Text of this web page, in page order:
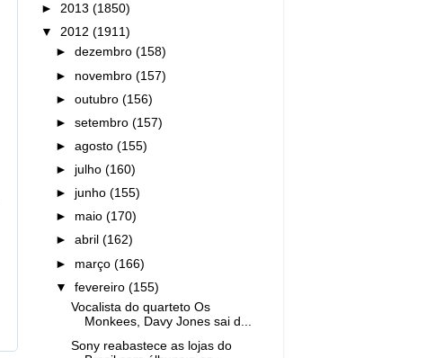
► 2013 (1850)
▼ 2012 (1911)
►dezembro(158)
► novembro(157)
►outubro(156)
►setembro(157)
►agosto(155)
► julho(160)
► junho(155)
► maio(170)
►abril(162)
► março(166)
▼fevereiro(155)
Vocalista do quarteto Os
Monkees, Davy Jones sai d...
Sony reabastece as lojas do